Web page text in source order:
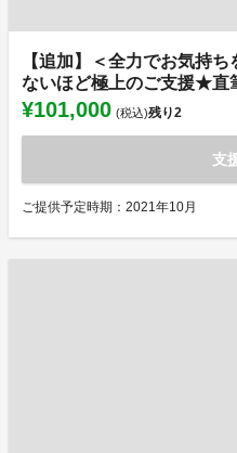
【追加】＜全力でお気持
ないほど極上のご支援★直
¥101,000 (税込)残り2
支
ご提供予定時期：2021年10月